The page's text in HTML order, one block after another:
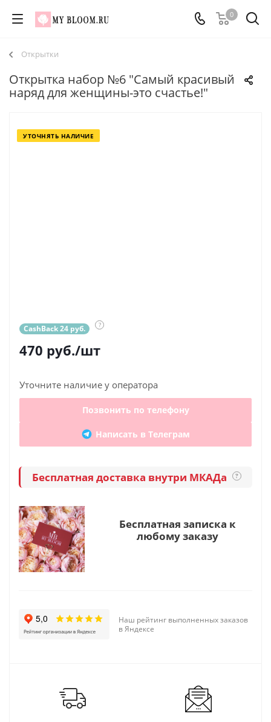
0
Открытки
Открытка набор №6 "Самый красивый
наряд для женщины-это счастье!"
УТОЧНЯТЬ НАЛИЧИЕ
CashBack 24 руб. ?
470 руб./шт
Уточните наличие у оператора
Позвонить по телефону
Написать в Телеграм
Бесплатная доставка внутри МКАДа ?
Бесплатная записка к
любому заказу
Наш рейтинг выполненных заказов
в Яндексе